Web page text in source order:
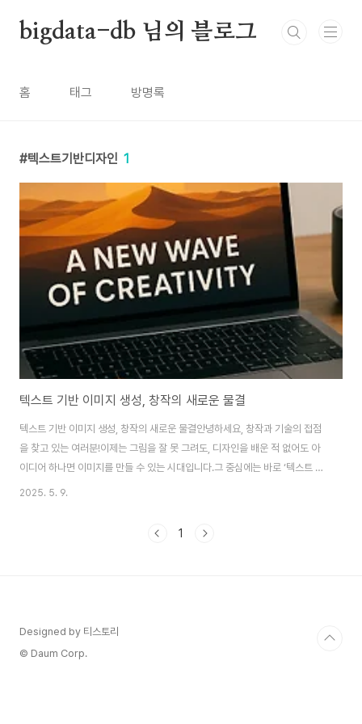
bigdata-db 님의 블로그
홈 태그 방명록
텍스트기반디자인 1
텍스트 기반 이미지 생성, 창작의 새로운 물결
텍스트 기반 이미지 생성, 창작의 새로운 물결안녕하세요, 창작과 기술의 접점
을 찾고 있는 여러분!이제는 그림을 잘 못 그려도, 디자인을 배운 적 없어도 아
이디어 하나면 이미지를 만들 수 있는 시대입니다.그 중심에는 바로 ‘텍스트 기
반 이미지 생성’ 기술이 자리하고 있는데요.오늘은 이 획기적인 기술이 창작의
생성이란?어떤 도구들이 있을까?창작자에게 어떤 이점이 있을까?한계점은 무
2025. 5. 9.
1
Designed by 티스토리
© Daum Corp.